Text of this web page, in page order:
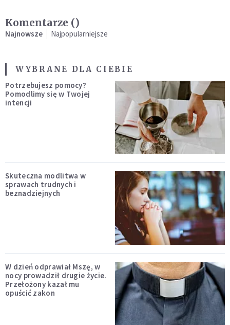
Komentarze ()
Najnowsze Najpopularniejsze
WYBRANE DLA CIEBIE
Potrzebujesz pomocy?
Pomodlimy się w Twojej
intencji
Skuteczna modlitwa w
sprawach trudnych i
beznadziejnych
W dzień odprawiał Mszę, w
nocy prowadził drugie życie.
Przełożony kazał mu
opuścić zakon